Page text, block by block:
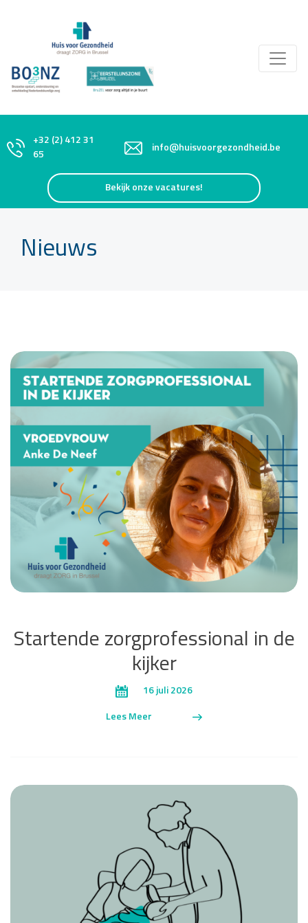
+32 (2) 412 31
65
info@huisvoorgezondheid.be
Bekijk onze vacatures!
Nieuws
Startende zorgprofessional in de
kijker
16 juli 2026
Lees Meer